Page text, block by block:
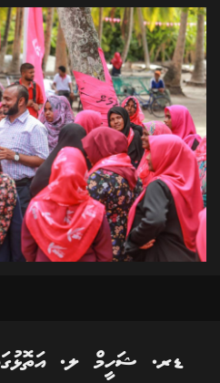
ޑރ. ޝަހީމް ލ.